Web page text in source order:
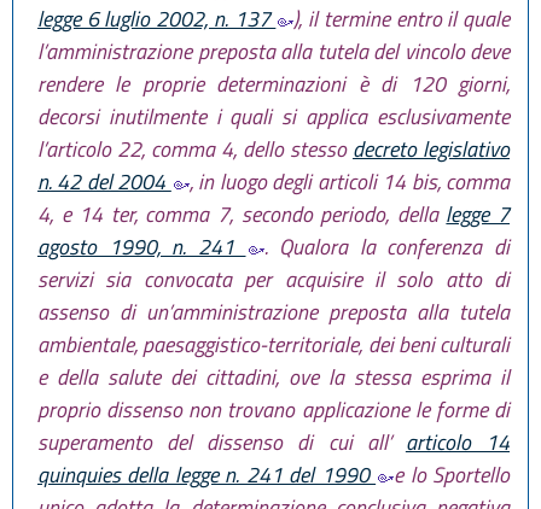
legge 6 luglio 2002, n. 137
), il termine entro il quale
l’amministrazione preposta alla tutela del vincolo deve
rendere le proprie determinazioni è di 120 giorni,
decorsi inutilmente i quali si applica esclusivamente
l’articolo 22, comma 4, dello stessodecreto legislativo
n. 42 del 2004
, in luogo degli articoli 14 bis, comma
4, e 14 ter, comma 7, secondo periodo, della legge 7
agosto 1990, n. 241
. Qualora la conferenza di
servizi sia convocata per acquisire il solo atto di
assenso di un’amministrazione preposta alla tutela
ambientale, paesaggistico-territoriale, dei beni culturali
e della salute dei cittadini, ove la stessa esprima il
proprio dissenso non trovano applicazione le forme di
superamento del dissenso di cui all’ articolo 14
quinquies della legge n. 241 del 1990
e lo Sportello